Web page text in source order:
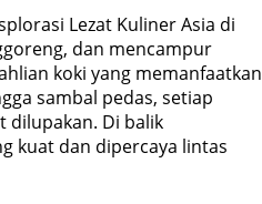
Lezat Kuliner Asia di
dan mencampur
koki yang memanfaatkan
sambal pedas, setiap
dilupakan. Di balik
kuat dan dipercaya lintas